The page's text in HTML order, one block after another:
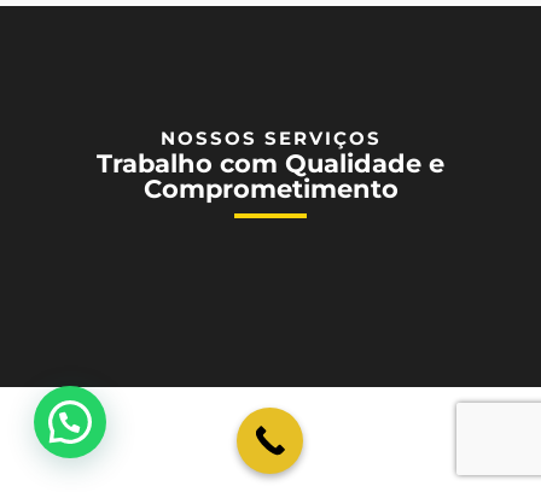
NOSSOS SERVIÇOS
Trabalho com Qualidade e
Comprometimento
💬 Como podemos ajudar?